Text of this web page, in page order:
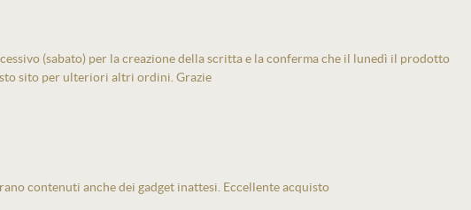
(sabato) per la creazione della scritta e la conferma che il lunedì il prodotto
sito per ulteriori altri ordini. Grazie
contenuti anche dei gadget inattesi. Eccellente acquisto